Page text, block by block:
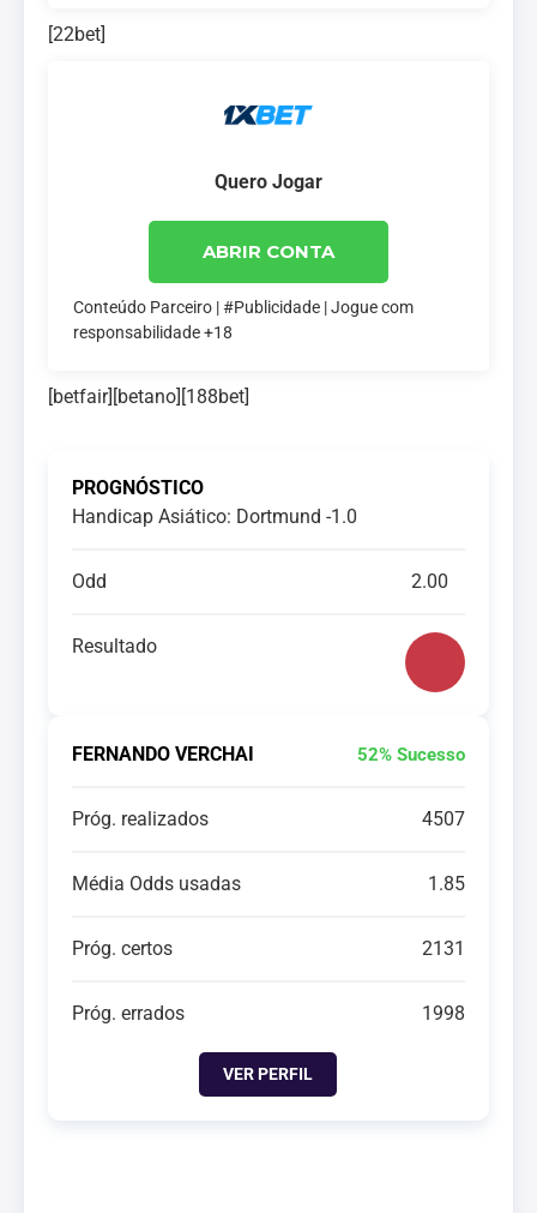
[22bet]
Quero Jogar
ABRIR CONTA
Conteúdo Parceiro | #Publicidade | Jogue com
responsabilidade +18
[betfair][betano][188bet]
PROGNÓSTICO
Handicap Asiático: Dortmund -1.0
Odd 2.00
Resultado
FERNANDO VERCHAI 52% Sucesso
Próg. realizados 4507
Média Odds usadas 1.85
Próg. certos 2131
Próg. errados 1998
VER PERFIL